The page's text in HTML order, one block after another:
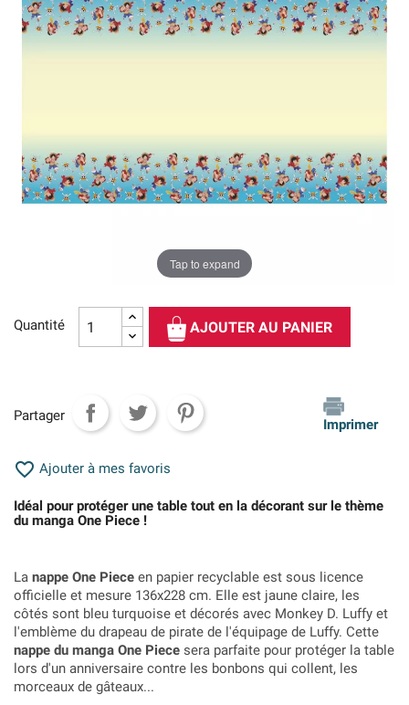
Tap to expand
Quantité AJOUTER AU PANIER
Partager
Imprimer
 Ajouter à mes favoris
Idéal pour protéger une table tout en la décorant sur le thème
du manga One Piece !
La nappe One Piece en papier recyclable est sous licence
officielle et mesure 136x228 cm. Elle est jaune claire, les
côtés sont bleu turquoise et décorés avec Monkey D. Luffy et
l'emblème du drapeau de pirate de l'équipage de Luffy. Cette
nappe du manga One Piece sera parfaite pour protéger la table
lors d'un anniversaire contre les bonbons qui collent, les
morceaux de gâteaux...